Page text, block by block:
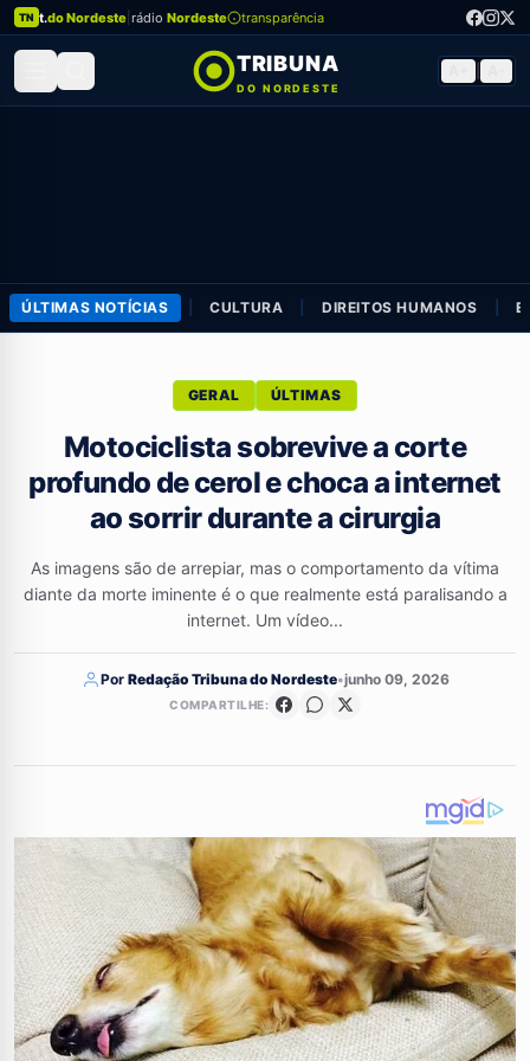
TN t.do Nordeste rádio Nordeste transparência
TRIBUNA
DO NORDESTE
ÚLTIMAS NOTÍCIAS CULTURA DIREITOS HUMANOS
GERAL ÚLTIMAS
Motociclista sobrevive a corte
profundo de cerol e choca a internet
ao sorrir durante a cirurgia
As imagens são de arrepiar, mas o comportamento da vítima
diante da morte iminente é o que realmente está paralisando a
internet. Um vídeo...
Por Redação Tribuna do Nordeste•junho 09, 2026
COMPARTILHE: